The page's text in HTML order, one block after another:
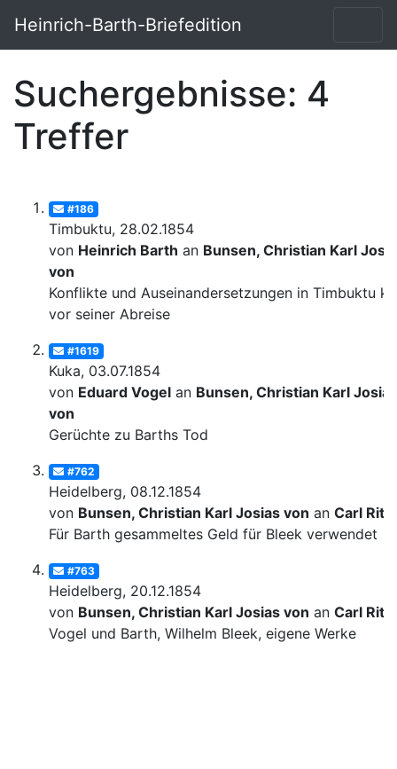
Heinrich-Barth-Briefedition
Suchergebnisse: 4
Treffer
#186
Timbuktu, 28.02.1854
von Heinrich Barth an Bunsen, Christian Karl
von
Konflikte und Auseinandersetzungen in Timbuktu
vor seiner Abreise
#1619
Kuka, 03.07.1854
von Eduard Vogel an Bunsen, Christian Karl Josias
von
Gerüchte zu Barths Tod
#762
Heidelberg, 08.12.1854
von Bunsen, Christian Karl Josias von an Carl
Für Barth gesammeltes Geld für Bleek verwendet
#763
Heidelberg, 20.12.1854
von Bunsen, Christian Karl Josias von an Carl
Vogel und Barth, Wilhelm Bleek, eigene Werke